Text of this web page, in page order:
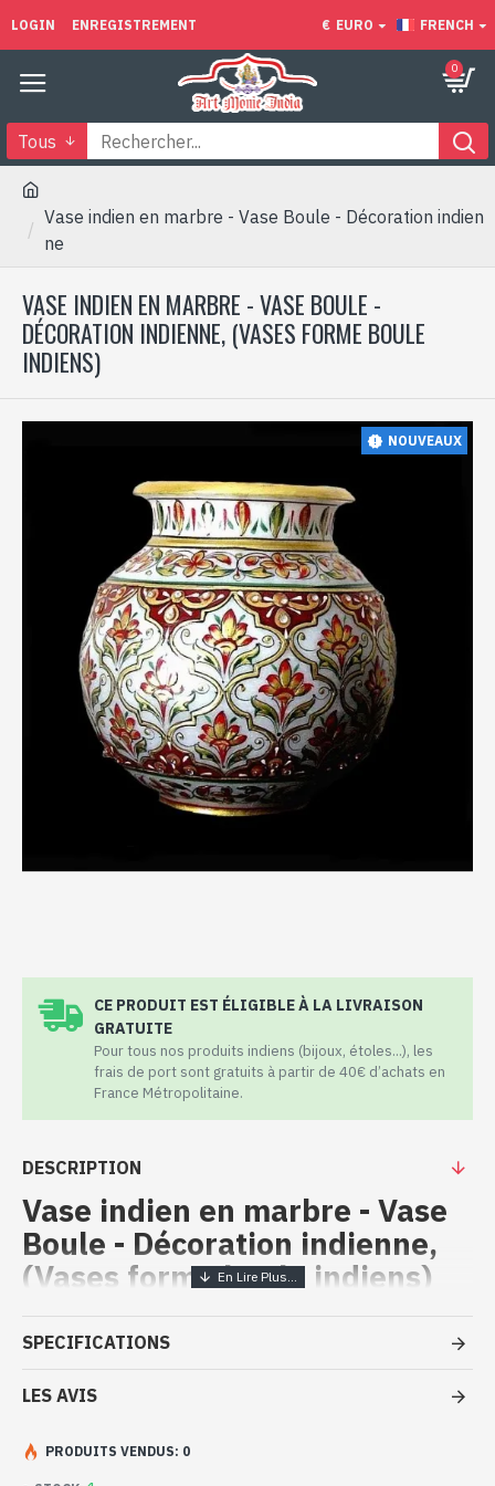
LOGIN ENREGISTREMENT € EURO FRENCH
0
Tous
Vase indien en marbre - Vase Boule - Décoration indien
ne
VASE INDIEN EN MARBRE - VASE BOULE -
DÉCORATION INDIENNE, (VASES FORME BOULE
INDIENS)
NOUVEAUX
CE PRODUIT EST ÉLIGIBLE À LA LIVRAISON
GRATUITE
Pour tous nos produits indiens (bijoux, étoles...), les
frais de port sont gratuits à partir de 40€ d’achats en
France Métropolitaine.
DESCRIPTION
Vase indien en marbre - Vase
Boule - Décoration indienne,
(Vases forme boule indiens)
Vases forme boule indiens -
Décoration indienne en marbre
- Vase en Marbre - Décoration indienne
- Mine se trouvant à Mekarana
SPECIFICATIONS
LES AVIS
PRODUITS VENDUS: 0